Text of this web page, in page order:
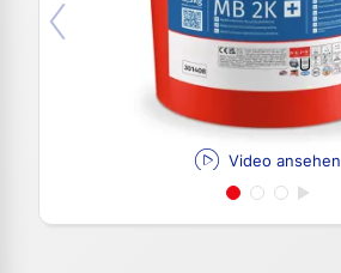
Video ansehen